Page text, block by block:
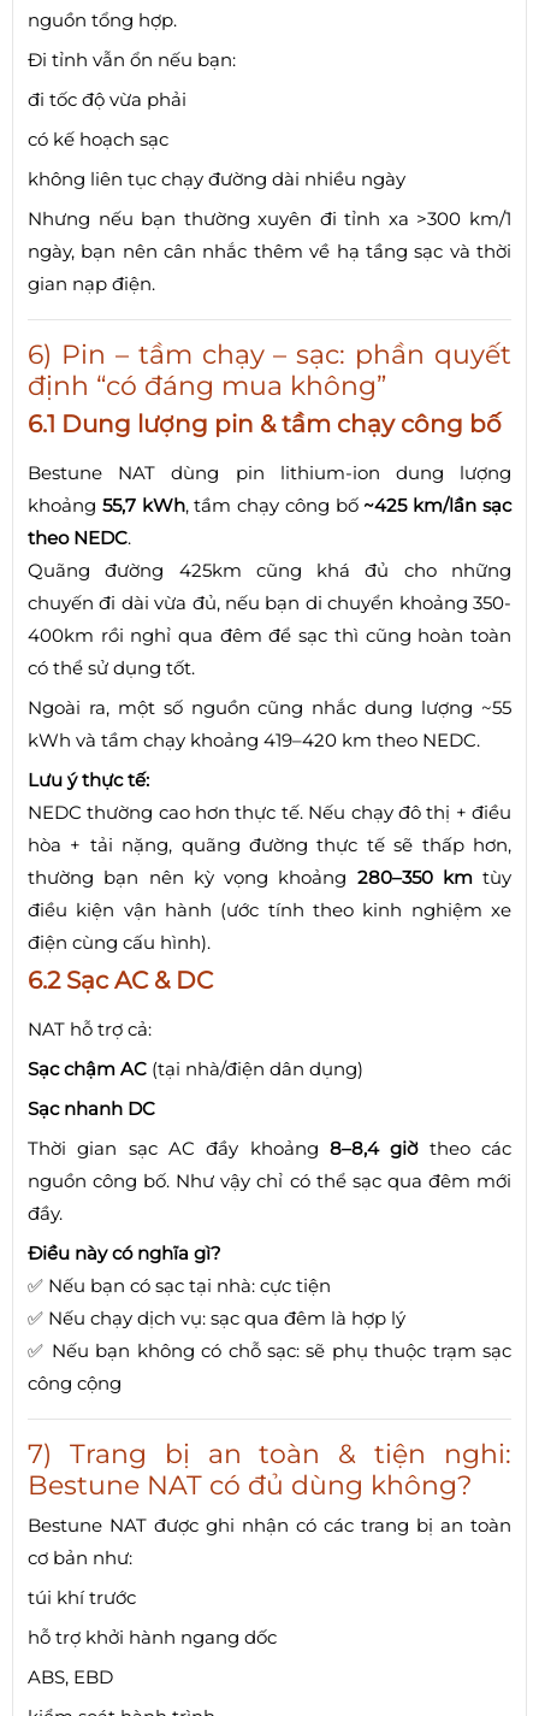
nguồn tổng hợp.
Đi tỉnh vẫn ổn nếu bạn:
đi tốc độ vừa phải
có kế hoạch sạc
không liên tục chạy đường dài nhiều ngày
Nhưng nếu bạn thường xuyên đi tỉnh xa >300 km/1
ngày, bạn nên cân nhắc thêm về hạ tầng sạc và thời
gian nạp điện.
6) Pin – tầm chạy – sạc: phần quyết
định “có đáng mua không”
6.1 Dung lượng pin & tầm chạy công bố
Bestune NAT dùng pin lithium-ion dung lượng
khoảng 55,7 kWh, tầm chạy công bố ~425 km/lần sạc
theo NEDC.
Quãng đường 425km cũng khá đủ cho những
chuyến đi dài vừa đủ, nếu bạn di chuyển khoảng 350-
400km rồi nghỉ qua đêm để sạc thì cũng hoàn toàn
có thể sử dụng tốt.
Ngoài ra, một số nguồn cũng nhắc dung lượng ~55
kWh và tầm chạy khoảng 419–420 km theo NEDC.
Lưu ý thực tế:
NEDC thường cao hơn thực tế. Nếu chạy đô thị + điều
hòa + tải nặng, quãng đường thực tế sẽ thấp hơn,
thường bạn nên kỳ vọng khoảng 280–350 kmtùy
điều kiện vận hành (ước tính theo kinh nghiệm xe
điện cùng cấu hình).
6.2 Sạc AC & DC
NAT hỗ trợ cả:
Sạc chậm AC (tại nhà/điện dân dụng)
Sạc nhanh DC
Thời gian sạc AC đầy khoảng 8–8,4 giờtheo các
nguồn công bố. Như vậy chỉ có thể sạc qua đêm mới
đầy.
Điều này có nghĩa gì?
✅ Nếu bạn có sạc tại nhà: cực tiện
✅ Nếu chạy dịch vụ: sạc qua đêm là hợp lý
✅ Nếu bạn không có chỗ sạc: sẽ phụ thuộc trạm sạc
công cộng
7) Trang bị an toàn & tiện nghi:
Bestune NAT có đủ dùng không?
Bestune NAT được ghi nhận có các trang bị an toàn
cơ bản như:
túi khí trước
hỗ trợ khởi hành ngang dốc
ABS, EBD